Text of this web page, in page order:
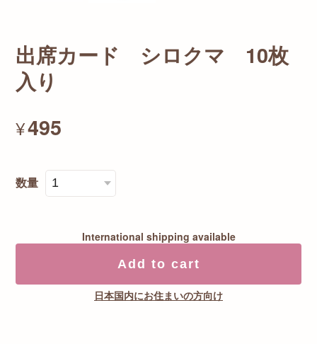
出席カード シロクマ 10枚
入り
¥495
数量
International shipping available
Add to cart
日本国内にお住まいの方向け